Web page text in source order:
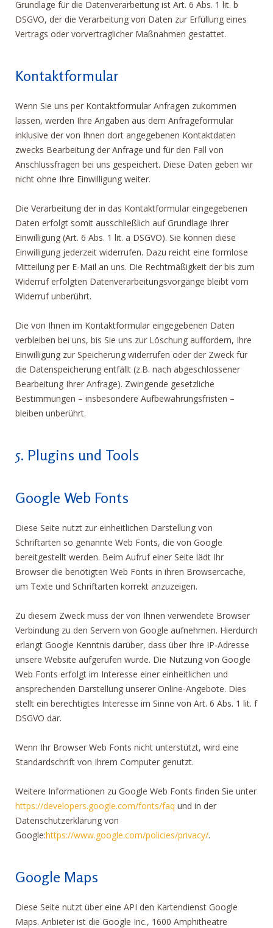
Grundlage für die Datenverarbeitung ist Art. 6 Abs. 1 lit. b
DSGVO, der die Verarbeitung von Daten zur Erfüllung eines
Vertrags oder vorvertraglicher Maßnahmen gestattet.
Kontaktformular
Wenn Sie uns per Kontaktformular Anfragen zukommen
lassen, werden Ihre Angaben aus dem Anfrageformular
inklusive der von Ihnen dort angegebenen Kontaktdaten
zwecks Bearbeitung der Anfrage und für den Fall von
Anschlussfragen bei uns gespeichert. Diese Daten geben wir
nicht ohne Ihre Einwilligung weiter.
Die Verarbeitung der in das Kontaktformular eingegebenen
Daten erfolgt somit ausschließlich auf Grundlage Ihrer
Einwilligung (Art. 6 Abs. 1 lit. a DSGVO). Sie können diese
Einwilligung jederzeit widerrufen. Dazu reicht eine formlose
Mitteilung per E-Mail an uns. Die Rechtmäßigkeit der bis zum
Widerruf erfolgten Datenverarbeitungsvorgänge bleibt vom
Widerruf unberührt.
Die von Ihnen im Kontaktformular eingegebenen Daten
verbleiben bei uns, bis Sie uns zur Löschung auffordern, Ihre
Einwilligung zur Speicherung widerrufen oder der Zweck für
die Datenspeicherung entfällt (z.B. nach abgeschlossener
Bearbeitung Ihrer Anfrage). Zwingende gesetzliche
Bestimmungen – insbesondere Aufbewahrungsfristen –
bleiben unberührt.
5. Plugins und Tools
Google Web Fonts
Diese Seite nutzt zur einheitlichen Darstellung von
Schriftarten so genannte Web Fonts, die von Google
bereitgestellt werden. Beim Aufruf einer Seite lädt Ihr
Browser die benötigten Web Fonts in ihren Browsercache,
um Texte und Schriftarten korrekt anzuzeigen.
Zu diesem Zweck muss der von Ihnen verwendete Browser
Verbindung zu den Servern von Google aufnehmen. Hierdurch
erlangt Google Kenntnis darüber, dass über Ihre IP-Adresse
unsere Website aufgerufen wurde. Die Nutzung von Google
Web Fonts erfolgt im Interesse einer einheitlichen und
ansprechenden Darstellung unserer Online-Angebote. Dies
stellt ein berechtigtes Interesse im Sinne von Art. 6 Abs. 1 lit. f
DSGVO dar.
Wenn Ihr Browser Web Fonts nicht unterstützt, wird eine
Standardschrift von Ihrem Computer genutzt.
Weitere Informationen zu Google Web Fonts finden Sie unter
https://developers.google.com/fonts/faq und in der
Datenschutzerklärung von
Google:https://www.google.com/policies/privacy/.
Google Maps
Diese Seite nutzt über eine API den Kartendienst Google
Maps. Anbieter ist die Google Inc., 1600 Amphitheatre